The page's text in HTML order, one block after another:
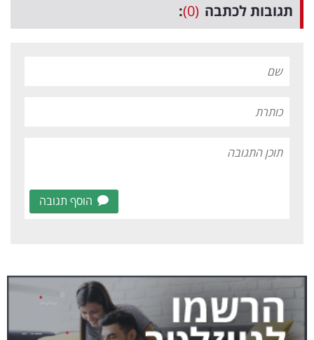
תגובות לכתבה (0)
:
הוסף תגובה